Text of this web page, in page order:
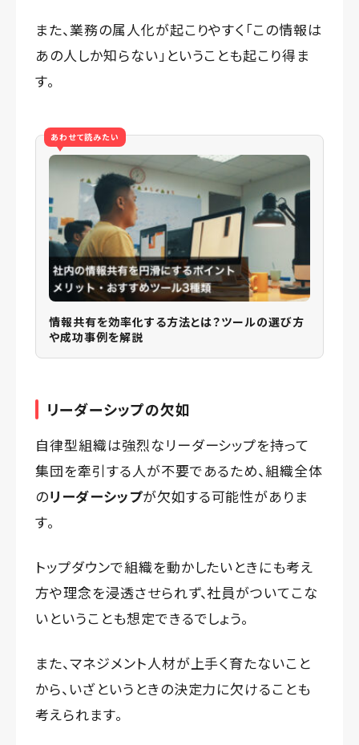
また、業務の属人化が起こりやすく「この情報は
あの人しか知らない」ということも起こり得ま
す。
あわせて読みたい
情報共有を効率化する方法とは？ツールの選び方
や成功事例を解説
リーダーシップの欠如
自律型組織は強烈なリーダーシップを持って
集団を牽引する人が不要であるため、組織全体
のリーダーシップが欠如する可能性がありま
す。
トップダウンで組織を動かしたいときにも考え
方や理念を浸透させられず、社員がついてこな
いということも想定できるでしょう。
また、マネジメント人材が上手く育たないこと
から、いざというときの決定力に欠けることも
考えられます。